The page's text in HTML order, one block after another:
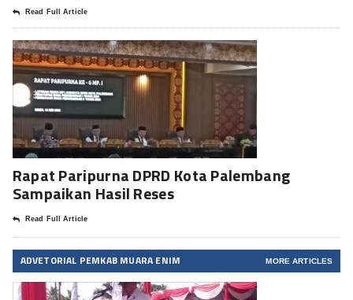
Read Full Article
Rapat Paripurna DPRD Kota Palembang
Sampaikan Hasil Reses
Read Full Article
ADVETORIAL PEMKAB MUARA ENIM MORE ARTICLES